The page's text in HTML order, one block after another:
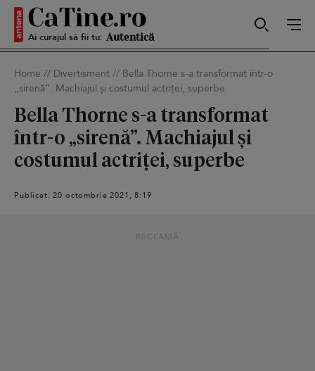
Ai curajul să fii tu: Sexy
Smart
Sensibilă
Home // Divertisment // Bella Thorne s-a transformat într-o
„sirenă”. Machiajul și costumul actriței, superbe
Bella Thorne s-a transformat
într-o „sirenă”. Machiajul și
costumul actriței, superbe
Publicat: 20 octombrie 2021, 8:19
RECLAMĂ